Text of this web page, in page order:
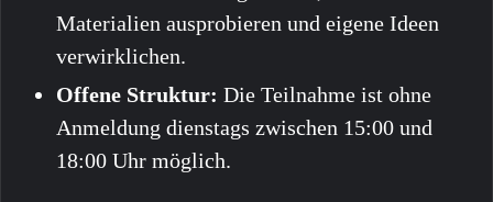
Materialien ausprobieren und eigene Ideen
verwirklichen.
Offene Struktur: Die Teilnahme ist ohne
Anmeldung dienstags zwischen 15:00 und
18:00 Uhr möglich.